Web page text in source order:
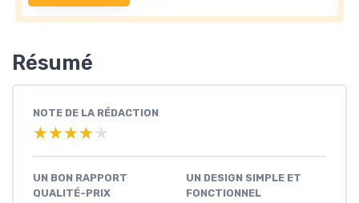
Résumé
NOTE DE LA RÉDACTION
★★★★★
★★★★★
UN BON RAPPORT
QUALITÉ-PRIX
UN DESIGN SIMPLE ET
FONCTIONNEL